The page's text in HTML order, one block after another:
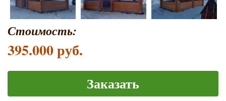
Стоимость:
395.000 руб.
Заказать